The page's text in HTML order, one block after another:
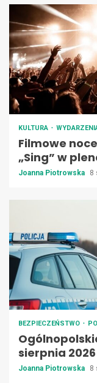
KULTURA
Filmowe
„Sing” w
Joanna Piotrowska 8
BEZPIECZEŃSTWO
sierpnia
Joanna Piotrowska 8